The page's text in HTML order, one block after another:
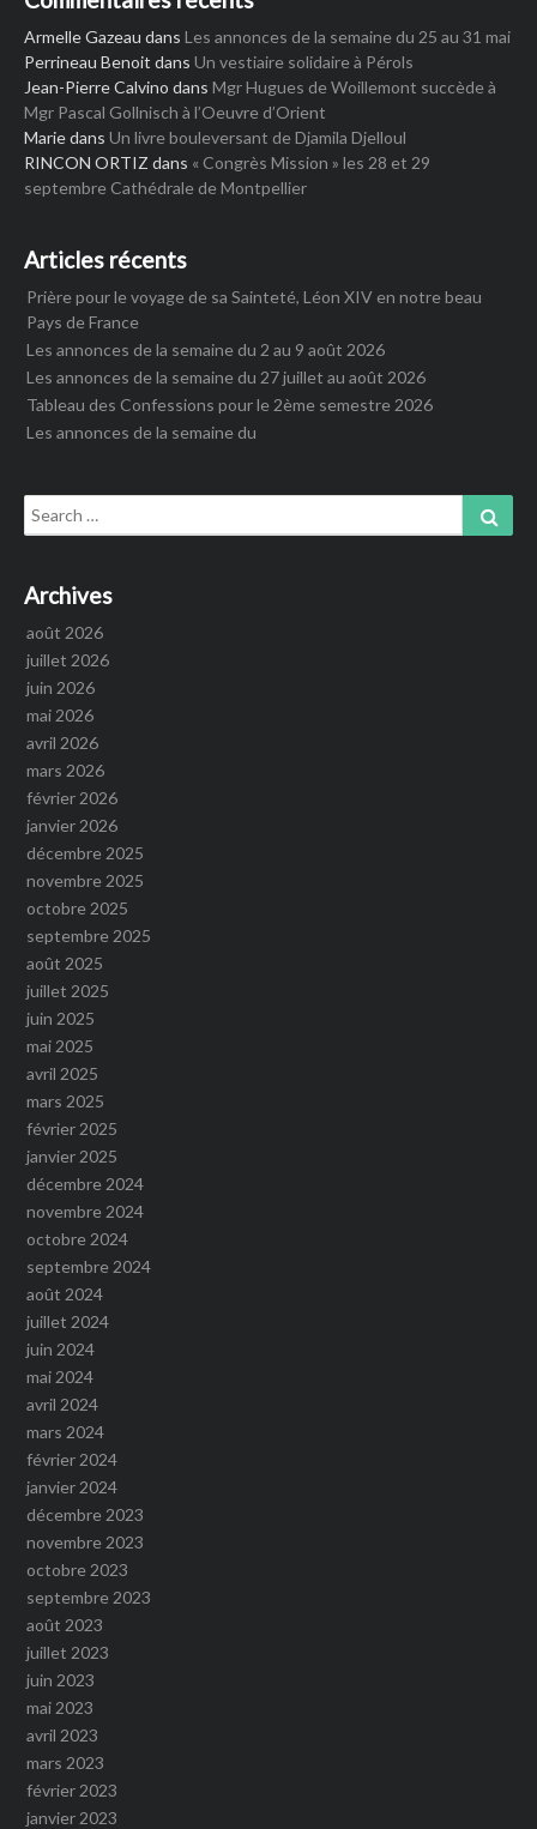
Armelle Gazeau dans Les annonces de la semaine du 25 au 31 mai
Perrineau Benoit dans Un vestiaire solidaire à Pérols
Jean-Pierre Calvino dans Mgr Hugues de Woillemont succède à
Mgr Pascal Gollnisch à l’Oeuvre d’Orient
Mariedans Un livre bouleversant de Djamila Djelloul
RINCON ORTIZ dans « Congrès Mission » les 28 et 29
septembre Cathédrale de Montpellier
Articles récents
Prière pour le voyage de sa Sainteté, Léon XIV en notre beau
Pays de France
Les annonces de la semaine du 2 au 9 août 2026
Les annonces de la semaine du 27 juillet au août 2026
Tableau des Confessions pour le 2ème semestre 2026
Les annonces de la semaine du
Search
for:
Archives
août 2026
juillet 2026
juin 2026
mai 2026
avril 2026
mars 2026
février 2026
janvier 2026
décembre 2025
novembre 2025
octobre 2025
septembre 2025
août 2025
juillet 2025
juin 2025
mai 2025
avril 2025
mars 2025
février 2025
janvier 2025
décembre 2024
novembre 2024
octobre 2024
septembre 2024
août 2024
juillet 2024
juin 2024
mai 2024
avril 2024
mars 2024
février 2024
janvier 2024
décembre 2023
novembre 2023
octobre 2023
septembre 2023
août 2023
juillet 2023
juin 2023
mai 2023
avril 2023
mars 2023
février 2023
janvier 2023